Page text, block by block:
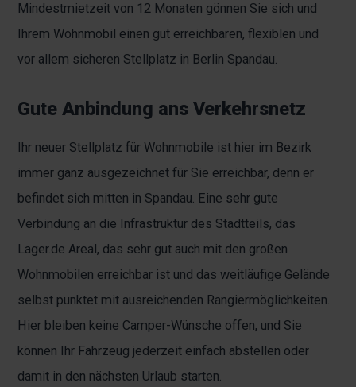
Mindestmietzeit von 12 Monaten gönnen Sie sich und
Ihrem Wohnmobil einen gut erreichbaren, flexiblen und
vor allem sicheren Stellplatz in Berlin Spandau.
Gute Anbindung ans Verkehrsnetz
Ihr neuer Stellplatz für Wohnmobile ist hier im Bezirk
immer ganz ausgezeichnet für Sie erreichbar, denn er
befindet sich mitten in Spandau. Eine sehr gute
Verbindung an die Infrastruktur des Stadtteils, das
Lager.de Areal, das sehr gut auch mit den großen
Wohnmobilen erreichbar ist und das weitläufige Gelände
selbst punktet mit ausreichenden Rangiermöglichkeiten.
Hier bleiben keine Camper-Wünsche offen, und Sie
können Ihr Fahrzeug jederzeit einfach abstellen oder
damit in den nächsten Urlaub starten.